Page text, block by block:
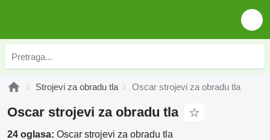
Strojevi za obradu tla Oscar strojevi za obradu tla
Oscar strojevi za obradu tla
24 oglasa: Oscar strojevi za obradu tla